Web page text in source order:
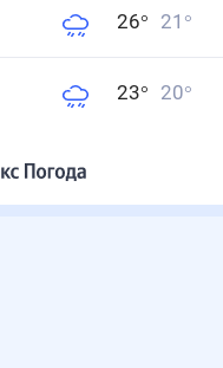
26° 21 °
23° 20°